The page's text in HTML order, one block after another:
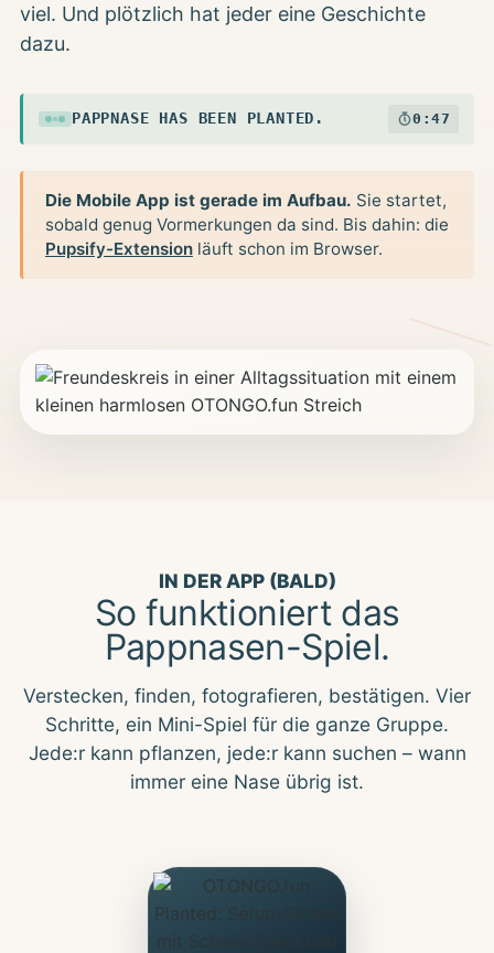
viel. Und plötzlich hat jeder eine Geschichte
dazu.
PAPPNASE HAS BEEN PLANTED. 0:47
Die Mobile App ist gerade im Aufbau. Sie startet,
sobald genug Vormerkungen da sind. Bis dahin: die
Pupsify-Extensionläuft schon im Browser.
IN DER APP (BALD)
So funktioniert das
Pappnasen-Spiel.
Verstecken, finden, fotografieren, bestätigen. Vier
Schritte, ein Mini-Spiel für die ganze Gruppe.
Jede:r kann pflanzen, jede:r kann suchen – wann
immer eine Nase übrig ist.